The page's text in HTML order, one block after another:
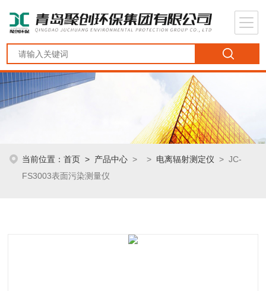
当前位置：首页 > 产品中心 > > 电离辐射测定仪 > JC-
FS3003表面污染测量仪